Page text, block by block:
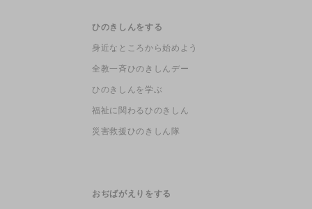
ひのきしんをする
身近なところから始めよう
全教一斉ひのきしんデー
ひのきしんを学ぶ
福祉に関わるひのきしん
災害救援ひのきしん隊
おぢばがえりをする